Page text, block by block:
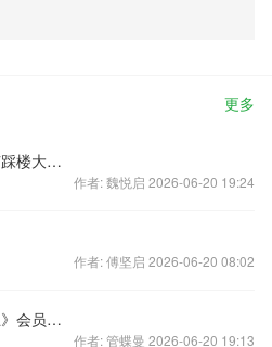
更多
愚你同乐《冰火传奇》愚人节踩楼大作战
作者: 魏悦启 2026-06-20 19:24
作者: 傅坚启 2026-06-20 08:02
会长不给力？《十万个大魔王》会员可弹劾
作者: 管蝶曼 2026-06-20 19:13